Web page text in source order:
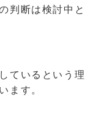
判断は検討中と
ているという理
ます。